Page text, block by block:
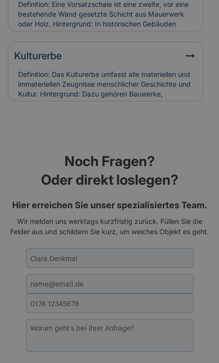
Versicherung: Korrodierte Hufnägel können
Holzschäden verursachen. Bei Restaurierungen
werden sie häufig ersetzt, was in die
Versicherungskalkulation denkmalgerechter
Sanierungen einfließt.
Definition: Eine Vorsatzschale ist eine zweite, vor eine
bestehende Wand gesetzte Schicht aus Mauerwerk
oder Holz. Hintergrund: In historischen Gebäuden
diente sie oft dem Witterungsschutz oder der
optischen Aufwertung einer Fassade. Heute wird sie
auch zur Verbesserung der Wärmedämmung genutzt.
historischen Vorsatzschalen können
Feuchtigkeitsschäden verursachen. Ihr Zustand wird
bei der Gebäudebewertung und Schadenanalyse mit
einbezogen.
Kulturerbe
Definition: Das Kulturerbe umfasst alle materiellen und
immateriellen Zeugnisse menschlicher Geschichte und
Kultur. Hintergrund: Dazu gehören Bauwerke,
Kunstwerke, Traditionen und Handwerksformen, die
und Erhalt meist aufwendig und kostenintensiv sind.
Noch Fragen?
Oder direkt loslegen?
Hier erreichen Sie unser spezialisiertes Team.
Wir melden uns werktags kurzfristig zurück. Füllen Sie die
Felder aus und schildern Sie kurz, um welches Objekt es geht.